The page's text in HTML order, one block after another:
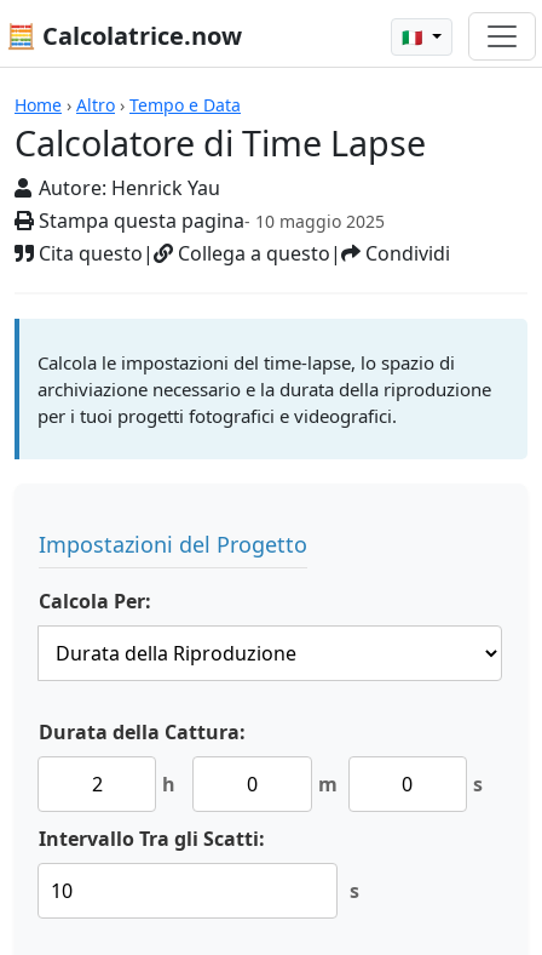
🧮 Calcolatrice.now 🇮🇹
Home › Altro › Tempo e Data
Calcolatore di Time Lapse
Autore: Henrick Yau
Stampa questa pagina- 10 maggio 2025
Cita questo| Collega a questo| Condividi
Calcolatrici
Calcola le impostazioni del time-lapse, lo spazio di
archiviazione necessario e la durata della riproduzione
per i tuoi progetti fotografici e videografici.
Impostazioni del Progetto
Calcola Per:
Durata della Cattura:
h
m s
Intervallo Tra gli Scatti:
s